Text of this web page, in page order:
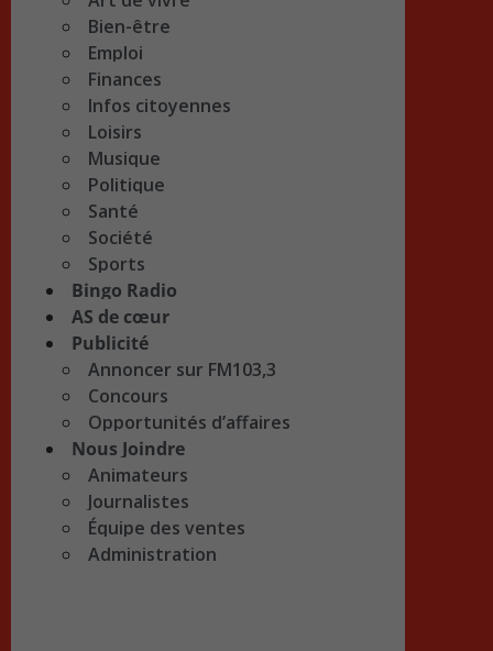
Bien-être
Emploi
Finances
Infos citoyennes
Loisirs
Musique
Politique
Santé
Société
Sports
Bingo Radio
AS de cœur
Publicité
Annoncer sur FM103,3
Concours
Opportunités d’affaires
Nous Joindre
Animateurs
Journalistes
Équipe des ventes
Administration